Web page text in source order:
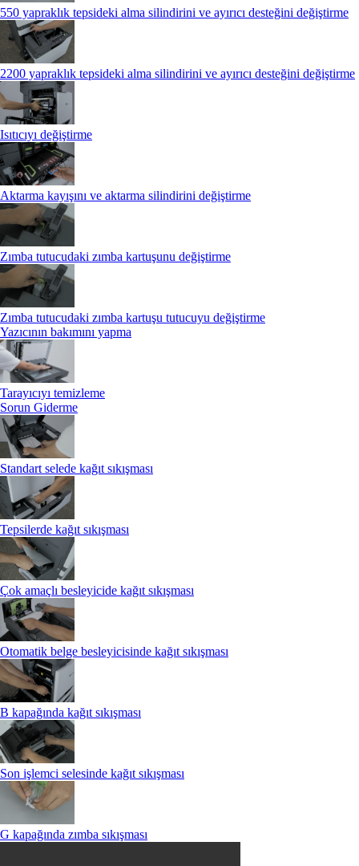
550 yapraklık tepsideki alma silindirini ve ayırıcı desteğini değiştirme
2200 yapraklık tepsideki alma silindirini ve ayırıcı desteğini değiştirme
Isıtıcıyı değiştirme
Aktarma kayışını ve aktarma silindirini değiştirme
Zımba tutucudaki zımba kartuşunu değiştirme
Zımba tutucudaki zımba kartuşu tutucuyu değiştirme
Yazıcının bakımını yapma
Tarayıcıyı temizleme
Sorun Giderme
Standart selede kağıt sıkışması
Tepsilerde kağıt sıkışması
Çok amaçlı besleyicide kağıt sıkışması
Otomatik belge besleyicisinde kağıt sıkışması
B kapağında kağıt sıkışması
Son işlemci selesinde kağıt sıkışması
G kapağında zımba sıkışması